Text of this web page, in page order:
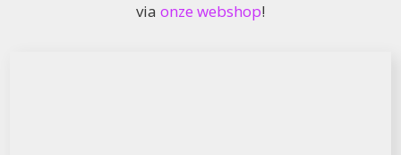
via onze webshop!